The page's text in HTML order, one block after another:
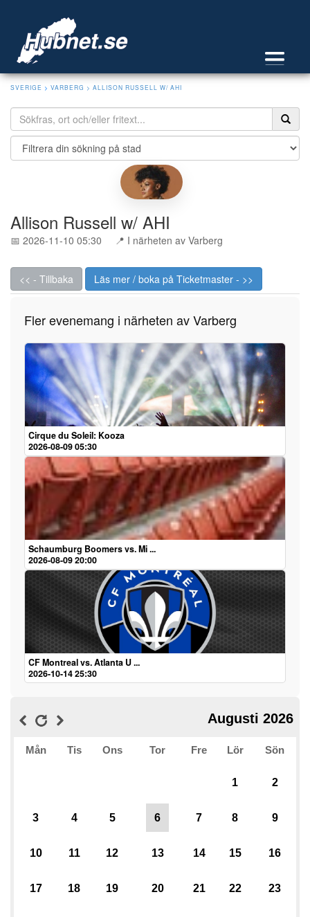
SVERIGE > VARBERG > ALLISON RUSSELL W/ AHI
Allison Russell w/ AHI
📅 2026-11-10 05:30 📍 I närheten av Varberg
<< - Tillbaka Läs mer / boka på Ticketmaster - >>
Fler evenemang i närheten av Varberg
Cirque du Soleil: Kooza
2026-08-09 05:30
Schaumburg Boomers vs. Mi ...
2026-08-09 20:00
CF Montreal vs. Atlanta U ...
2026-10-14 25:30
Augusti 2026
Mån Tis Ons Tor Fre Lör Sön
1 2
3 4 5 6 7 8 9
10 11 12 13 14 15 16
17 18 19 20 21 22 23